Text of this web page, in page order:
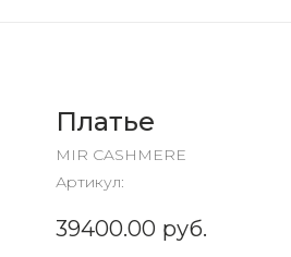
Платье
MIR CASHMERE
Артикул:
39400.00 руб.